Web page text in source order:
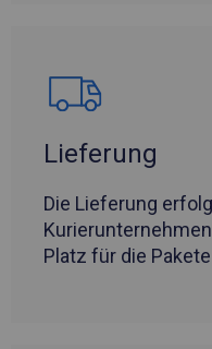
Lieferung
Die Lieferung
Kurierunternehmen
Platz für die